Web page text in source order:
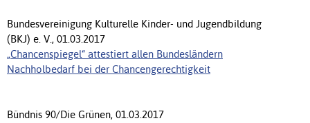
Bundesvereinigung Kulturelle Kinder- und Jugendbildung
(BKJ) e. V., 01.03.2017
„Chancenspiegel“ attestiert allen Bundesländern
Nachholbedarf bei der Chancengerechtigkeit
Bündnis 90/Die Grünen, 01.03.2017